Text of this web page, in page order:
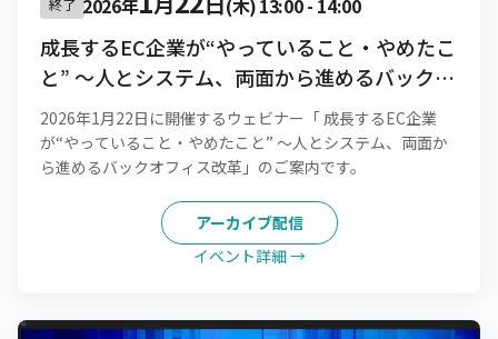
2026年 (木)13:00- 14:00
成長するEC企業が“やっていること・やめたこ
と” 〜人とシステム、両面から進めるバックオ
フィス改革
2026年1月22日に開催するウェビナー「 成長するEC企業
が“やっていること・やめたこと” 〜人とシステム、両面か
ら進めるバックオフィス改革」のご案内です。
アーカイブ配信
イベント詳細 →